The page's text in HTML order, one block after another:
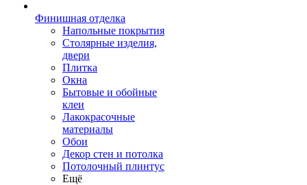
Финишная отделка
Напольные покрытия
Столярные изделия,
двери
Плитка
Окна
Бытовые и обойные
клеи
Лакокрасочные
материалы
Обои
Декор стен и потолка
Потолочный плинтус
Ещё